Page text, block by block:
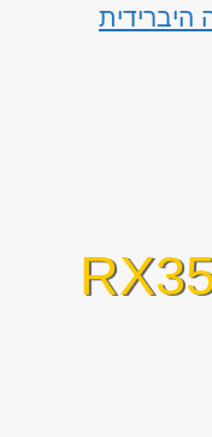
היברידית